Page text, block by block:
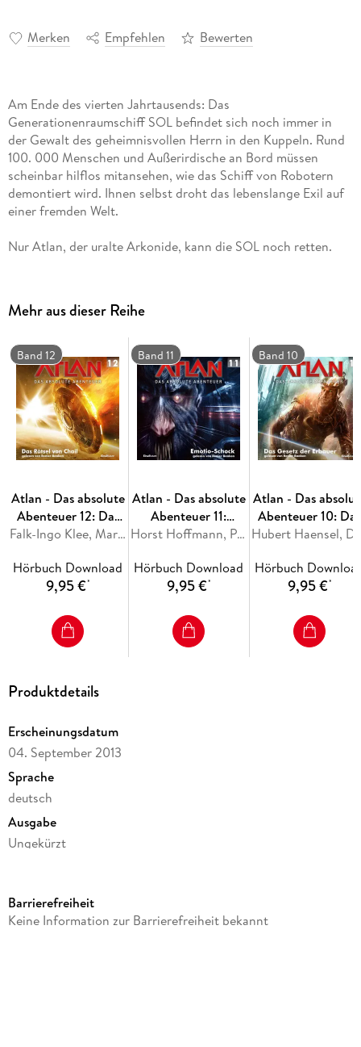
Merken Empfehlen Bewerten
Am Ende des vierten Jahrtausends: Das
Generationenraumschiff SOL befindet sich noch immer in
der Gewalt des geheimnisvollen Herrn in den Kuppeln. Rund
100. 000 Menschen und Außerirdische an Bord müssen
scheinbar hilflos mitansehen, wie das Schiff von Robotern
demontiert wird. Ihnen selbst droht das lebenslange Exil auf
einer fremden Welt.
Nur Atlan, der uralte Arkonide, kann die SOL noch retten.
Atlan und seine Gefährten setzen auf dem Planeten
Mausefalle VII alles daran, das drohende Unheil aufzuhalten.
Gleichzeitig wehren sich die Menschen der SOL gegen ihr
Schicksal - die finale Schlacht um den Hantelraumer beginnt .
Mehr aus dieser Reihe
Band 12
Atlan - Das absolute
Abenteuer 12: Das
Rätsel von Chail Falk-Ingo Klee, Marianne Sydow
Hörbuch Download
9,95 €*
Band 11
Atlan - Das absolute
Abenteuer 11:
Emotio-Schock Horst Hoffmann, Peter Terrid
Hörbuch Download
9,95 €*
Band 10
Atlan - Das
Abenteuer 10: Das
Gesetz der
Hörbuch
9,95 €*
Produktdetails
Erscheinungsdatum
04. September 2013
Sprache
deutsch
Ausgabe
Ungekürzt
Altersempfehlung
Barrierefreiheit
Keine Information zur Barrierefreiheit bekannt